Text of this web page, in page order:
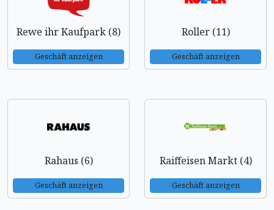
Rewe ihr Kaufpark (8)
Geschäft anzeigen
Roller (11)
Geschäft anzeigen
Rahaus (6)
Geschäft anzeigen
Raiffeisen Markt (4)
Geschäft anzeigen